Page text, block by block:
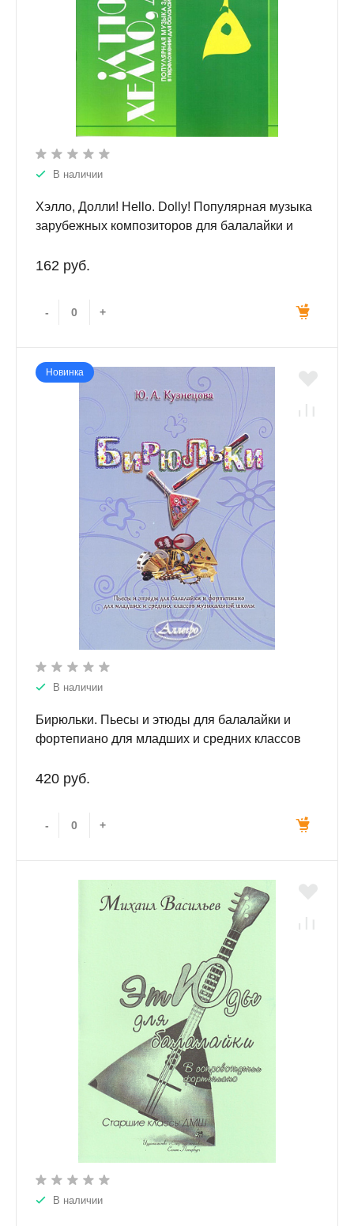
В наличии
Хэлло, Долли! Hello. Dolly! Популярная музыка
зарубежных композиторов для балалайки и
162 руб.
- +
Новинка
В наличии
Бирюльки. Пьесы и этюды для балалайки и
фортепиано для младших и средних классов
420 руб.
- +
В наличии